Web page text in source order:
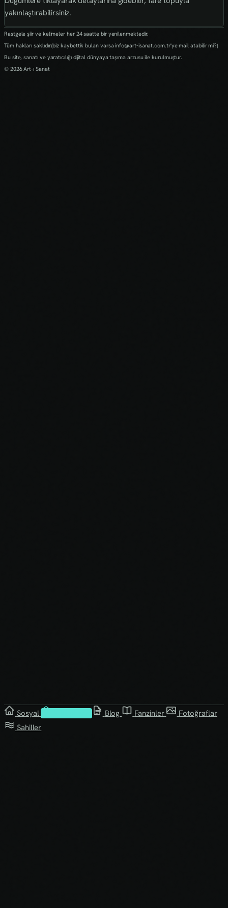
yakınlaştırabilirsiniz.
Rastgele şiir ve kelimeler her 24 saatte bir yenilenmektedir.
Tüm hakları saklıdır.(biz kaybettik bulan varsa info@art-isanat.com.tr'ye mail atabilir mi?)
Bu site, sanatı ve yaratıcılığı dijital dünyaya taşıma arzusu ile kurulmuştur.
© 2026 Art-ı Sanat
Sosyal Blog Fanzinler
Fotoğraflar
Sahiller